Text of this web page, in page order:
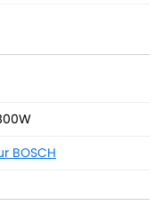
BOSCH